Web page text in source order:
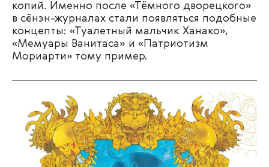
копий. Именно после «Тёмного дворецкого»
в сёнэн-журналах стали появляться подобные
концепты: «Туалетный мальчик Ханако»,
«Мемуары Ванитаса» и «Патриотизм
Мориарти» тому пример.